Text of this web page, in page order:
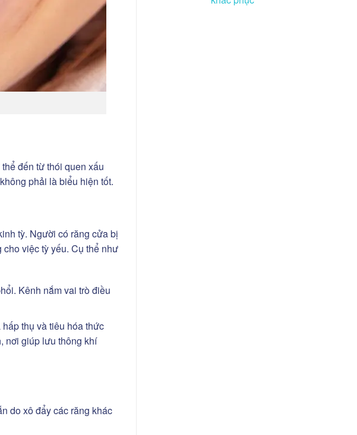
đến từ thói quen xấu
phải là biểu hiện tốt.
tỳ. Người có răng cửa bị
việc tỳ yếu. Cụ thể như
Kênh nắm vai trò điều
thụ và tiêu hóa thức
nơi giúp lưu thông khí
do xô đẩy các răng khác